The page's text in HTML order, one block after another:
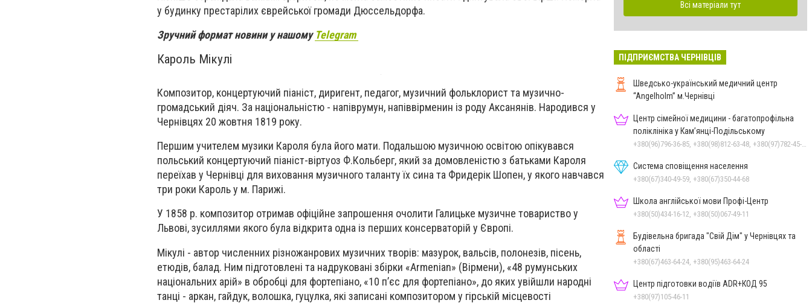
у будинку престарілих єврейської громади Дюссельдорфа.
Зручний формат новини у нашому Telegram
Кароль Мікулі
Композитор, концертуючий піаніст, диригент, педагог, музичний фольклорист та музично-
громадський діяч. За національністю - напіврумун, напіввірменин із роду Аксанянів. Народився у
Чернівцях 20 жовтня 1819 року.
Першим учителем музики Кароля була його мати. Подальшою музичною освітою опікувався
польський концертуючий піаніст-віртуоз Ф.Кольберг, який за домовленістю з батьками Кароля
переїхав у Чернівці для виховання музичного таланту їх сина та Фридерік Шопен, у якого навчався
три роки Кароль у м. Парижі.
У 1858 р. композитор отримав офіційне запрошення очолити Галицьке музичне товариство у
Львові, зусиллями якого була відкрита одна із перших консерваторій у Європі.
Мікулі - автор численних різножанрових музичних творів: мазурок, вальсів, полонезів, пісень,
етюдів, балад. Ним підготовлені та надруковані збірки «Armenian» (Вірмени), «48 румунських
національних арій» в обробці для фортепіано, «10 п’єс для фортепіано», до яких увійшли народні
танці - аркан, гайдук, волошка, гуцулка, які записані композитором у гірській місцевості
Всі матеріали тут
ПІДПРИЄМСТВА ЧЕРНІВЦІВ
Шведсько-український медичний центр
“Angelholm” м.Чернівці
Центр сімейної медицини - багатопрофільна
поліклініка у Кам’янці-Подільському
Система сповіщення населення
+380(67)340-49-59, +380(67)350-44-68
Школа англійської мови Профі-Центр
+380(50)434-16-12, +380(50)067-49-11
Будівельна бригада "Свій Дім" у Чернівцях та
області
+380(67)463-64-24, +380(95)463-64-24
Центр підготовки водіїв ADR+КОД 95
+380(97)105-46-11